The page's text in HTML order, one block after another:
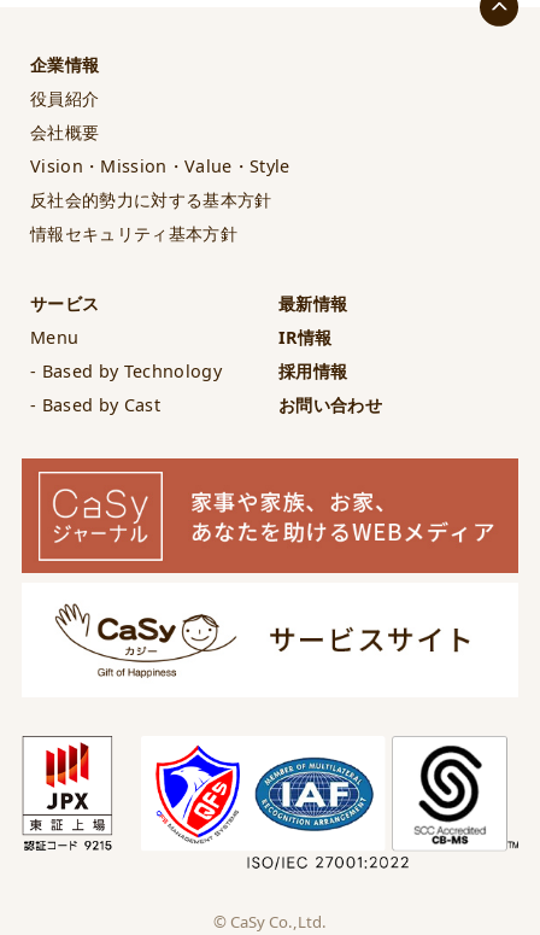
企業情報
役員紹介
会社概要
Vision・Mission・Value・Style
反社会的勢力に対する基本方針
情報セキュリティ基本方針
サービス
Menu
- Based by Technology
- Based by Cast
最新情報
IR情報
採用情報
お問い合わせ
© CaSy Co.,Ltd.